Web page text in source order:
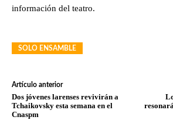
información del teatro.
SOLO ENSAMBLE
Artículo anterior
Dos jóvenes larenses revivirán a
Tchaikovsky esta semana en el
Cnaspm